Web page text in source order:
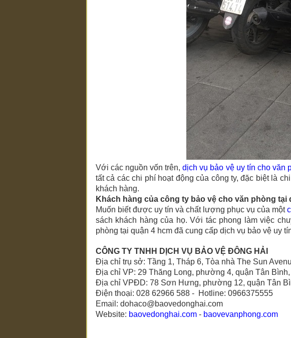
Với các nguồn vốn trên,dịch vụ bảo vệ uy tín cho văn
tất cả các chi phí hoạt động của công ty, đặc biệt là
khách hàng.
Khách hàng của công ty bảo vệ cho văn phòng tại
Muốn biết được uy tín và chất lượng phục vụ của một
sách khách hàng của họ. Với tác phong làm việc
phòng tại quận 4 hcm đã cung cấp dịch vụ bảo vệ uy
CÔNG TY TNHH DỊCH VỤ BẢO VỆ ĐÔNG HẢI
Địa chỉ trụ sở: Tầng 1, Tháp 6, Tòa nhà The Sun
Địa chỉ VP: 29 Thăng Long, phường 4, quận Tân
Địa chỉ VPĐD: 78 Sơn Hưng, phường 12, quận Tân
Điện thoại: 028 62966 588 - Hotline: 0966375555
Email: dohaco@baovedonghai.com
Website: baovedonghai.com - baovevanphong.com